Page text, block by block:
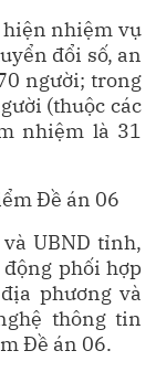
hiện nhiệm vụ
đổi số, an
người; trong
(thuộc các
nhiệm là 31
Đề án 06
UBND tỉnh,
động phối hợp
phương và
thông tin
Đề án 06.